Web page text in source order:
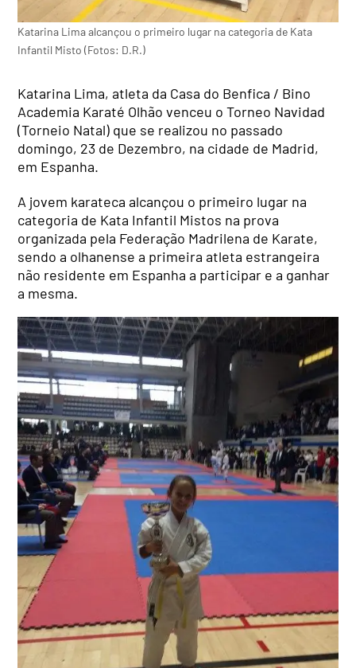
Katarina Lima alcançou o primeiro lugar na categoria de Kata
Infantil Misto (Fotos: D.R.)
Katarina Lima, atleta da Casa do Benfica / Bino
Academia Karaté Olhão venceu o Torneo Navidad
(Torneio Natal) que se realizou no passado
domingo, 23 de Dezembro, na cidade de Madrid,
em Espanha.
A jovem karateca alcançou o primeiro lugar na
categoria de Kata Infantil Mistos na prova
organizada pela Federação Madrilena de Karate,
sendo a olhanense a primeira atleta estrangeira
não residente em Espanha a participar e a ganhar
a mesma.